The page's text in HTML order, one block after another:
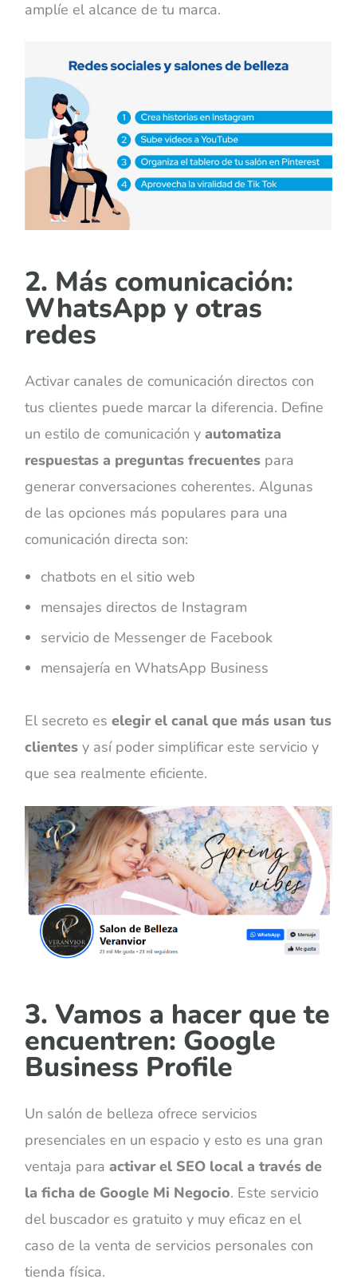
amplíe el alcance de tu marca.
2. Más comunicación:
WhatsApp y otras
redes
Activar canales de comunicación directos con
tus clientes puede marcar la diferencia. Define
un estilo de comunicación yautomatiza
respuestas a preguntas frecuentes para
generar conversaciones coherentes. Algunas
de las opciones más populares para una
comunicación directa son:
chatbots en el sitio web
mensajes directos de Instagram
servicio de Messenger de Facebook
mensajería en WhatsApp Business
El secreto eselegir el canal que más usan tus
clientes y así poder simplificar este servicio y
que sea realmente eficiente.
3. Vamos a hacer que te
encuentren: Google
Business Profile
Un salón de belleza ofrece servicios
presenciales en un espacio y esto es una gran
ventaja para activar el SEO local a través de
la ficha de Google Mi Negocio. Este servicio
del buscador es gratuito y muy eficaz en el
caso de la venta de servicios personales con
tienda física.